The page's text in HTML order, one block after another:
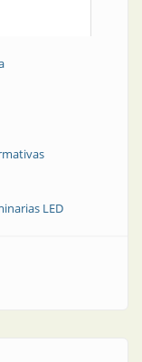
LED
corriente alterna